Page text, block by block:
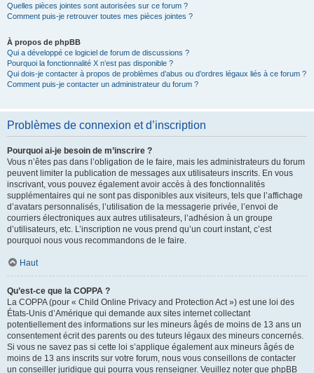
Quelles pièces jointes sont autorisées sur ce forum ?
Comment puis-je retrouver toutes mes pièces jointes ?
À propos de phpBB
Qui a développé ce logiciel de forum de discussions ?
Pourquoi la fonctionnalité X n’est pas disponible ?
Qui dois-je contacter à propos de problèmes d’abus ou d’ordres légaux liés à ce forum ?
Comment puis-je contacter un administrateur du forum ?
Problèmes de connexion et d’inscription
Pourquoi ai-je besoin de m’inscrire ?
Vous n’êtes pas dans l’obligation de le faire, mais les administrateurs du forum
peuvent limiter la publication de messages aux utilisateurs inscrits. En vous
inscrivant, vous pouvez également avoir accès à des fonctionnalités
supplémentaires qui ne sont pas disponibles aux visiteurs, tels que l’affichage
d’avatars personnalisés, l’utilisation de la messagerie privée, l’envoi de
courriers électroniques aux autres utilisateurs, l’adhésion à un groupe
d’utilisateurs, etc. L’inscription ne vous prend qu’un court instant, c’est
pourquoi nous vous recommandons de le faire.
Haut
Qu’est-ce que la COPPA ?
La COPPA (pour « Child Online Privacy and Protection Act ») est une loi des
États-Unis d’Amérique qui demande aux sites internet collectant
potentiellement des informations sur les mineurs âgés de moins de 13 ans un
consentement écrit des parents ou des tuteurs légaux des mineurs concernés.
Si vous ne savez pas si cette loi s’applique également aux mineurs âgés de
moins de 13 ans inscrits sur votre forum, nous vous conseillons de contacter
un conseiller juridique qui pourra vous renseigner. Veuillez noter que phpBB